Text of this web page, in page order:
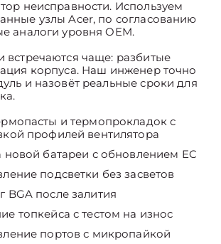
неисправности. Используем
узлы Acer, по согласованию
аналоги уровня OEM.
встречаются чаще: разбитые
корпуса. Наш инженер точно
и назовёт реальные сроки для
и термопрокладок с
профилей вентилятора
новой батареи с обновлением EC
подсветки без засветов
BGA после залития
топкейса с тестом на износ
портов с микропайкой